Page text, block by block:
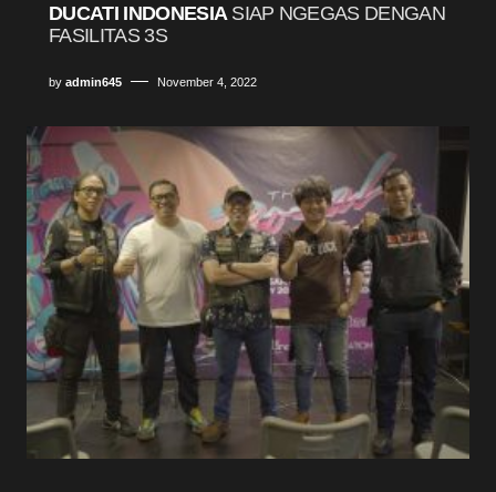
DUCATI INDONESIA SIAP NGEGAS DENGAN
FASILITAS 3S
by admin645 November 4, 2022